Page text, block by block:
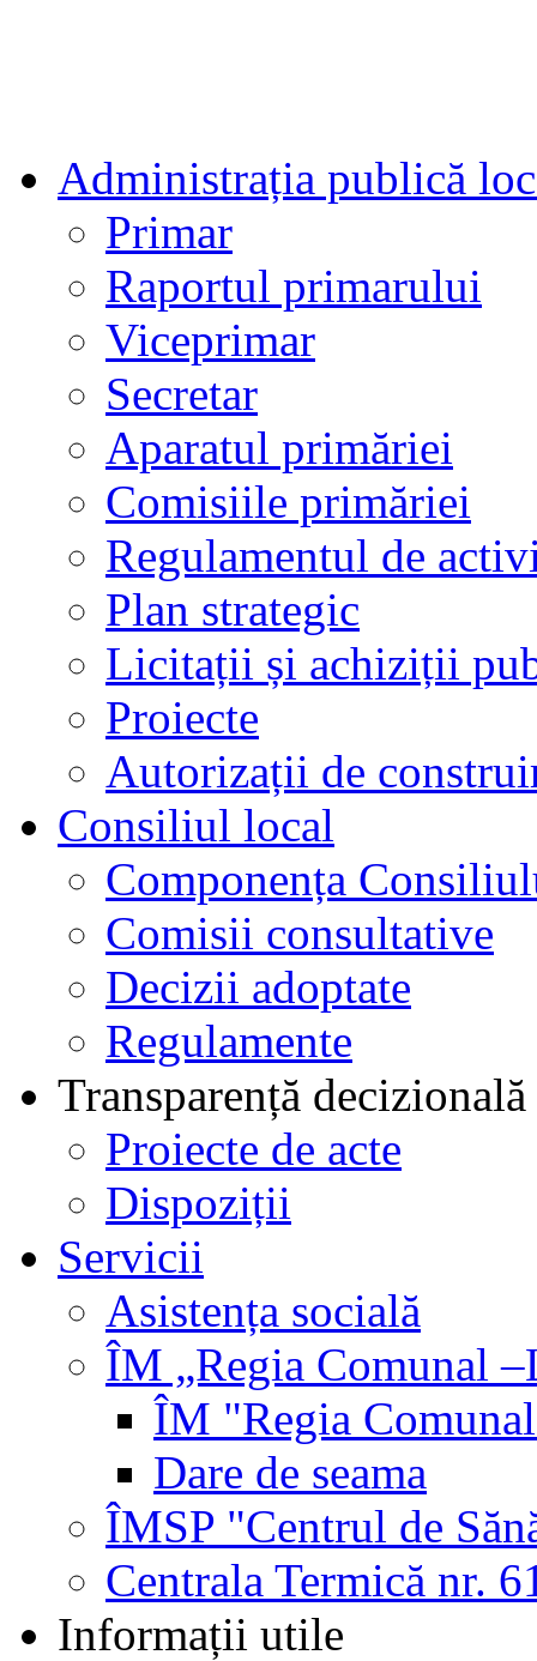
Administrația publică
Primar
Raportul primarului
Viceprimar
Secretar
Aparatul primăriei
Comisiile primăriei
Regulamentul de
Plan strategic
Licitații și achiziții
Proiecte
Autorizații de
Consiliul local
Componența
Comisii consultative
Decizii adoptate
Regulamente
Transparență decizională
Proiecte de acte
Dispoziții
Servicii
Asistența socială
ÎM „Regia Comunal
ÎM "Regia
Dare de seama
ÎMSP "Centrul de
Centrala Termică nr.
Informații utile